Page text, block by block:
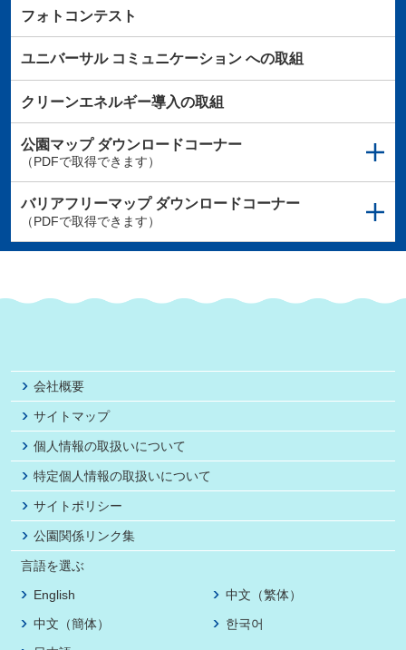
フォトコンテスト
ユニバーサルコミュニケーションへの取組
クリーンエネルギー導入の取組
公園マップダウンロードコーナー
（PDFで取得できます）
バリアフリーマップダウンロードコーナー
（PDFで取得できます）
会社概要
サイトマップ
個人情報の取扱いについて
特定個人情報の取扱いについて
サイトポリシー
公園関係リンク集
言語を選ぶ
English
中文（繁体）
中文（簡体）
한국어